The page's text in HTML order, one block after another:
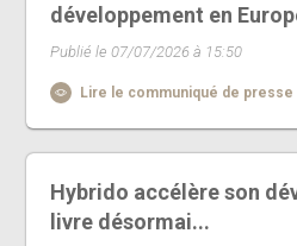
développement en
Publié le 07/07/2026 à 15:50
Lire le communiqué de presse
Hybrido accélère son
livre désormai...